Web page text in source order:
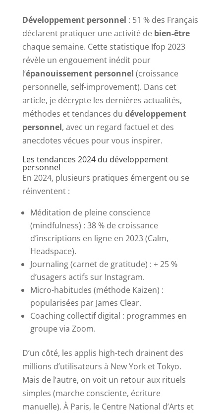
Développement personnel : 51 % des Français
déclarent pratiquer une activité de bien-être
chaque semaine. Cette statistique Ifop 2023
révèle un engouement inédit pour
l’épanouissement personnel (croissance
personnelle, self-improvement). Dans cet
article, je décrypte les dernières actualités,
méthodes et tendances du développement
personnel, avec un regard factuel et des
anecdotes vécues pour vous inspirer.
Les tendances 2024 du développement
personnel
En 2024, plusieurs pratiques émergent ou se
réinventent :
Méditation de pleine conscience
(mindfulness) : 38 % de croissance
d’inscriptions en ligne en 2023 (Calm,
Headspace).
Journaling (carnet de gratitude) : + 25 %
d’usagers actifs sur Instagram.
Micro-habitudes (méthode Kaizen) :
popularisées par James Clear.
Coaching collectif digital : programmes en
groupe via Zoom.
D’un côté, les applis high-tech drainent des
millions d’utilisateurs à New York et Tokyo.
Mais de l’autre, on voit un retour aux rituels
simples (marche consciente, écriture
manuelle). À Paris, le Centre National d’Arts et